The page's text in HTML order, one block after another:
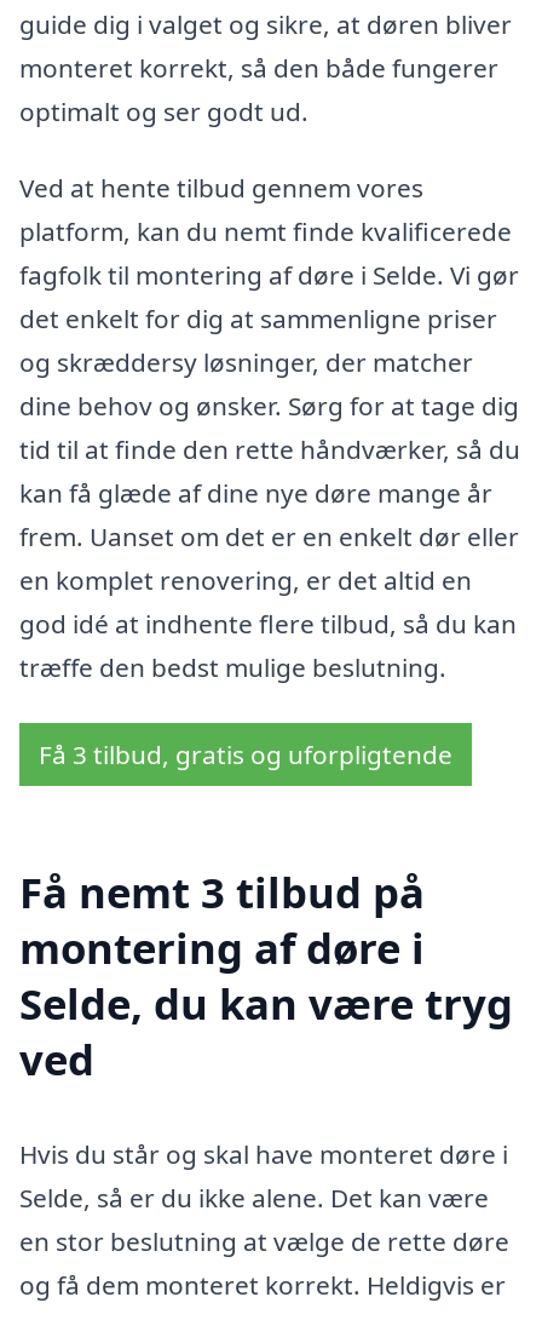
guide dig i valget og sikre, at døren bliver
monteret korrekt, så den både fungerer
optimalt og ser godt ud.
Ved at hente tilbud gennem vores
platform, kan du nemt finde kvalificerede
fagfolk til montering af døre i Selde. Vi gør
det enkelt for dig at sammenligne priser
og skræddersy løsninger, der matcher
dine behov og ønsker. Sørg for at tage dig
tid til at finde den rette håndværker, så du
kan få glæde af dine nye døre mange år
frem. Uanset om det er en enkelt dør eller
en komplet renovering, er det altid en
god idé at indhente flere tilbud, så du kan
træffe den bedst mulige beslutning.
Få 3 tilbud, gratis og uforpligtende
Få nemt 3 tilbud på
montering af døre i
Selde, du kan være tryg
ved
Hvis du står og skal have monteret døre i
Selde, så er du ikke alene. Det kan være
en stor beslutning at vælge de rette døre
og få dem monteret korrekt. Heldigvis er